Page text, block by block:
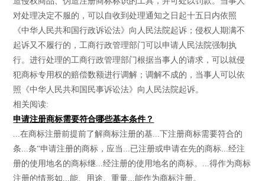
对处理决定不服的，可以自收到处理通知之日起十五日内依照
《中华人民共和国行政诉讼法》向人民法院起诉；侵权人期满不
起诉又不履行的，工商行政管理部门可以申请人民法院强制执
行。进行处理的工商行政管理部门根据当事人的请求，可以就侵
犯商标专用权的赔偿数额进行调解；调解不成的，当事人可以依
照《中华人民共和国民事诉讼法》向人民法院起诉。
相关阅读:
申请注册商标需要符合哪些基本条件？
...在商标注册前提前了解商标注册的基...下注册商标需要符合的
条...条“申请注册的商标，应当...已注册或申请在先的商标...经注
册的使用地名的商标继...经注册的使用地名的商标。...得作为商标
注册的情形如...能、用途、重量...能作为商标注册。